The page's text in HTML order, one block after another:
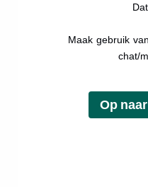
Maak gebruik
chat/